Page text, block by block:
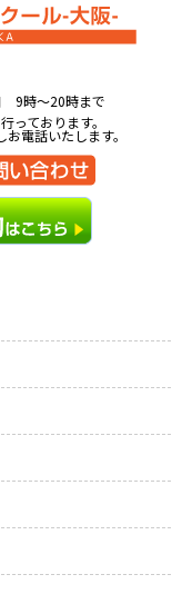
9時〜20時まで
っております。
電話いたします。